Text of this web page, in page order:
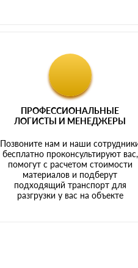
ПРОФЕССИОНАЛЬНЫЕ
ЛОГИСТЫ И МЕНЕДЖЕРЫ
Позвоните нам и наши
бесплатно проконсультируют вас,
помогут с расчетом стоимости
материалов и подберут
подходящий транспорт для
разгрузки у вас на объекте